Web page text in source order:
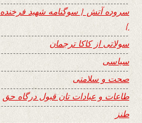
سروده آتش { سوگنامه شهید فرخنده
}
سولاتی از کاکا ترجمان
سیاسی
صحت و سلامتی
طاعات و عبادات تان قبول درگاه حق
طنز